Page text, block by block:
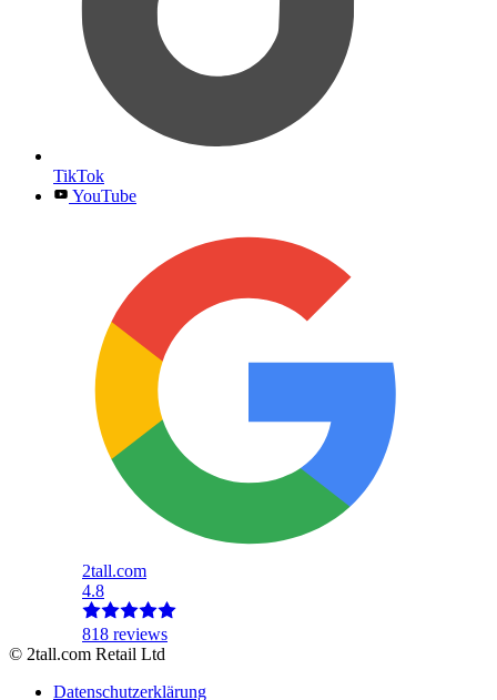
TikTok
YouTube
2tall.com
4.8
818 reviews
© 2tall.com Retail Ltd
Datenschutzerklärung